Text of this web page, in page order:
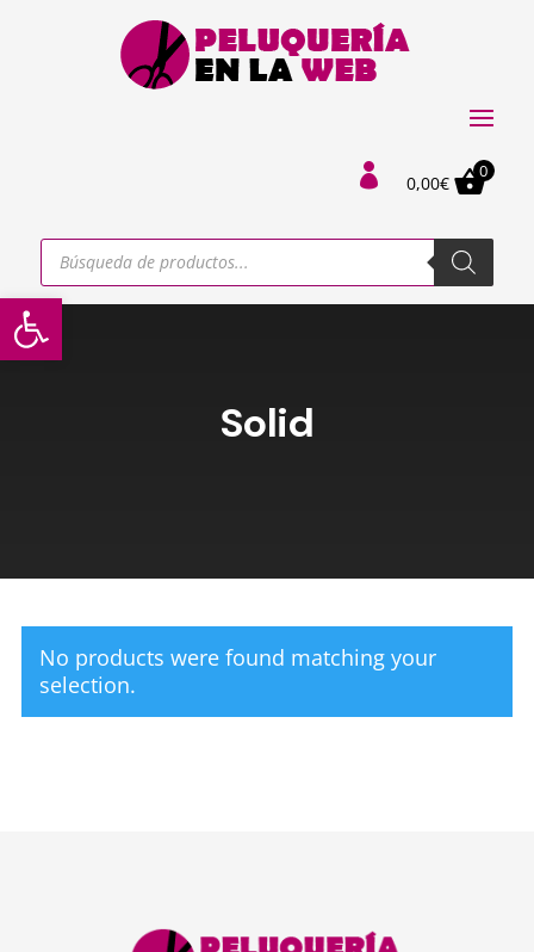
Abrir barra de herramientas
 0,00€
0
Búsqueda
productos
Solid
No products were found matching your
selection.